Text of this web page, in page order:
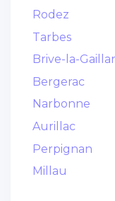
Rodez
Tarbes
Brive-la-
Bergerac
Narbonne
Aurillac
Perpignan
Millau